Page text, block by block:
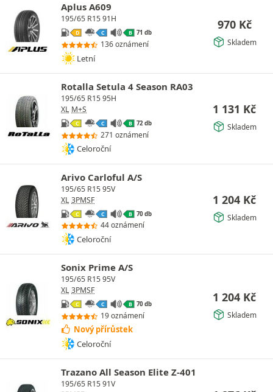
Aplus A609
195/65 R15 91H
D C B 71 db
136 oznámení
Letní
970 Kč
Skladem
Rotalla Setula 4 Season RA03
195/65 R15 95H
XL M+S
C C B 72 db
271 oznámení
Celoroční
1 131 Kč
Skladem
Arivo Carloful A/S
195/65 R15 95V
XL 3PMSF
C C B 70 db
44 oznámení
Celoroční
1 204 Kč
Skladem
Sonix Prime A/S
195/65 R15 95V
XL 3PMSF
C C B 70 db
19 oznámení
Nový přírůstek
Celoroční
1 204 Kč
Skladem
Trazano All Season Elite Z-401
195/65 R15 91V